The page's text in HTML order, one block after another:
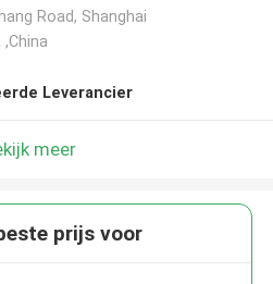
Road, Shanghai
,China
Leverancier
meer
prijs voor